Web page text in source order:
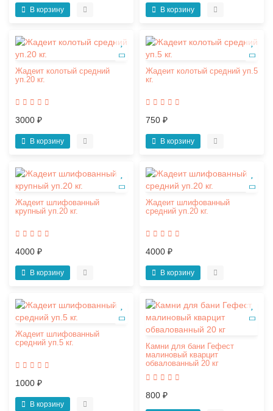
В корзину В корзину
Жадеит колотый средний
уп.20 кг.
3000 ₽
В корзину
Жадеит колотый средний уп.5
кг.
750 ₽
В корзину
Жадеит шлифованный
крупный уп.20 кг.
4000 ₽
В корзину
Жадеит шлифованный
средний уп.20 кг.
4000 ₽
В корзину
Жадеит шлифованный
средний уп.5 кг.
1000 ₽
В корзину
Камни для бани Гефест
малиновый кварцит
обвалованный 20 кг
800 ₽